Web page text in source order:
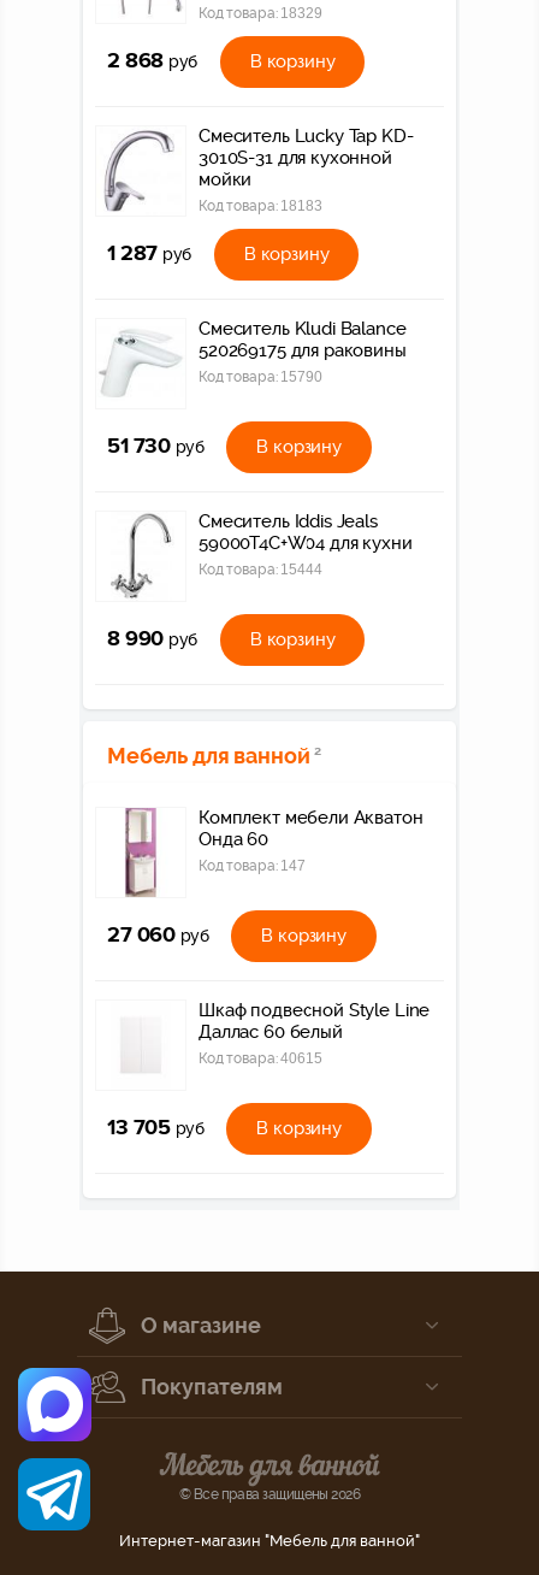
Код товара: 18329
2 868 руб В корзину
Смеситель Lucky Tap KD-
3010S-31 для кухонной
мойки
Код товара: 18183
1 287 руб В корзину
Смеситель Kludi Balance
520269175 для раковины
Код товара: 15790
51 730 руб В корзину
Смеситель Iddis Jeals
59000T4C+W04 для кухни
Код товара: 15444
8 990 руб В корзину
Мебель для ванной 2
Комплект мебели Акватон
Онда 60
Код товара: 147
27 060 руб В корзину
Шкаф подвесной Style Line
Даллас 60 белый
Код товара:40615
13 705 руб В корзину
О магазине
Покупателям
© Все права защищены 2026
Интернет-магазин "Мебель для ванной"